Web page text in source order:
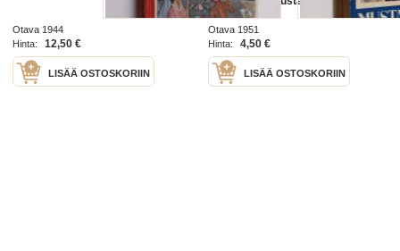
Otava 1944
Hinta:
12,50 €
LISÄÄ OSTOSKORIIN
Otava 1951
Hinta:
4,50 €
LISÄÄ OSTOSKORIIN